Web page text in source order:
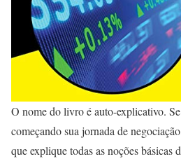
O nome do livro é auto-explicativo. Se
começando sua jornada de
que explique todas as noções básicas